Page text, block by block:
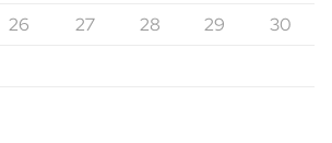
26 27 28 29
30